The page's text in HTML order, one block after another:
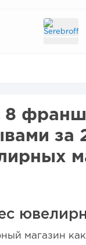
за
магазин